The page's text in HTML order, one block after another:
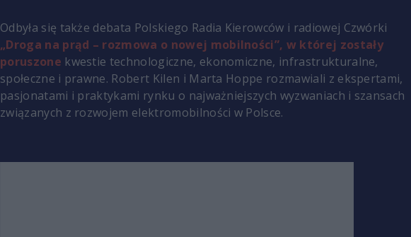
Odbyła się także debata Polskiego Radia Kierowców i radiowej Czwórki
„Droga na prąd – rozmowa o nowej mobilności”, w której zostały
poruszone kwestie technologiczne, ekonomiczne, infrastrukturalne,
społeczne i prawne. Robert Kilen i Marta Hoppe rozmawiali z ekspertami,
pasjonatami i praktykami rynku o najważniejszych wyzwaniach i szansach
związanych z rozwojem elektromobilności w Polsce.